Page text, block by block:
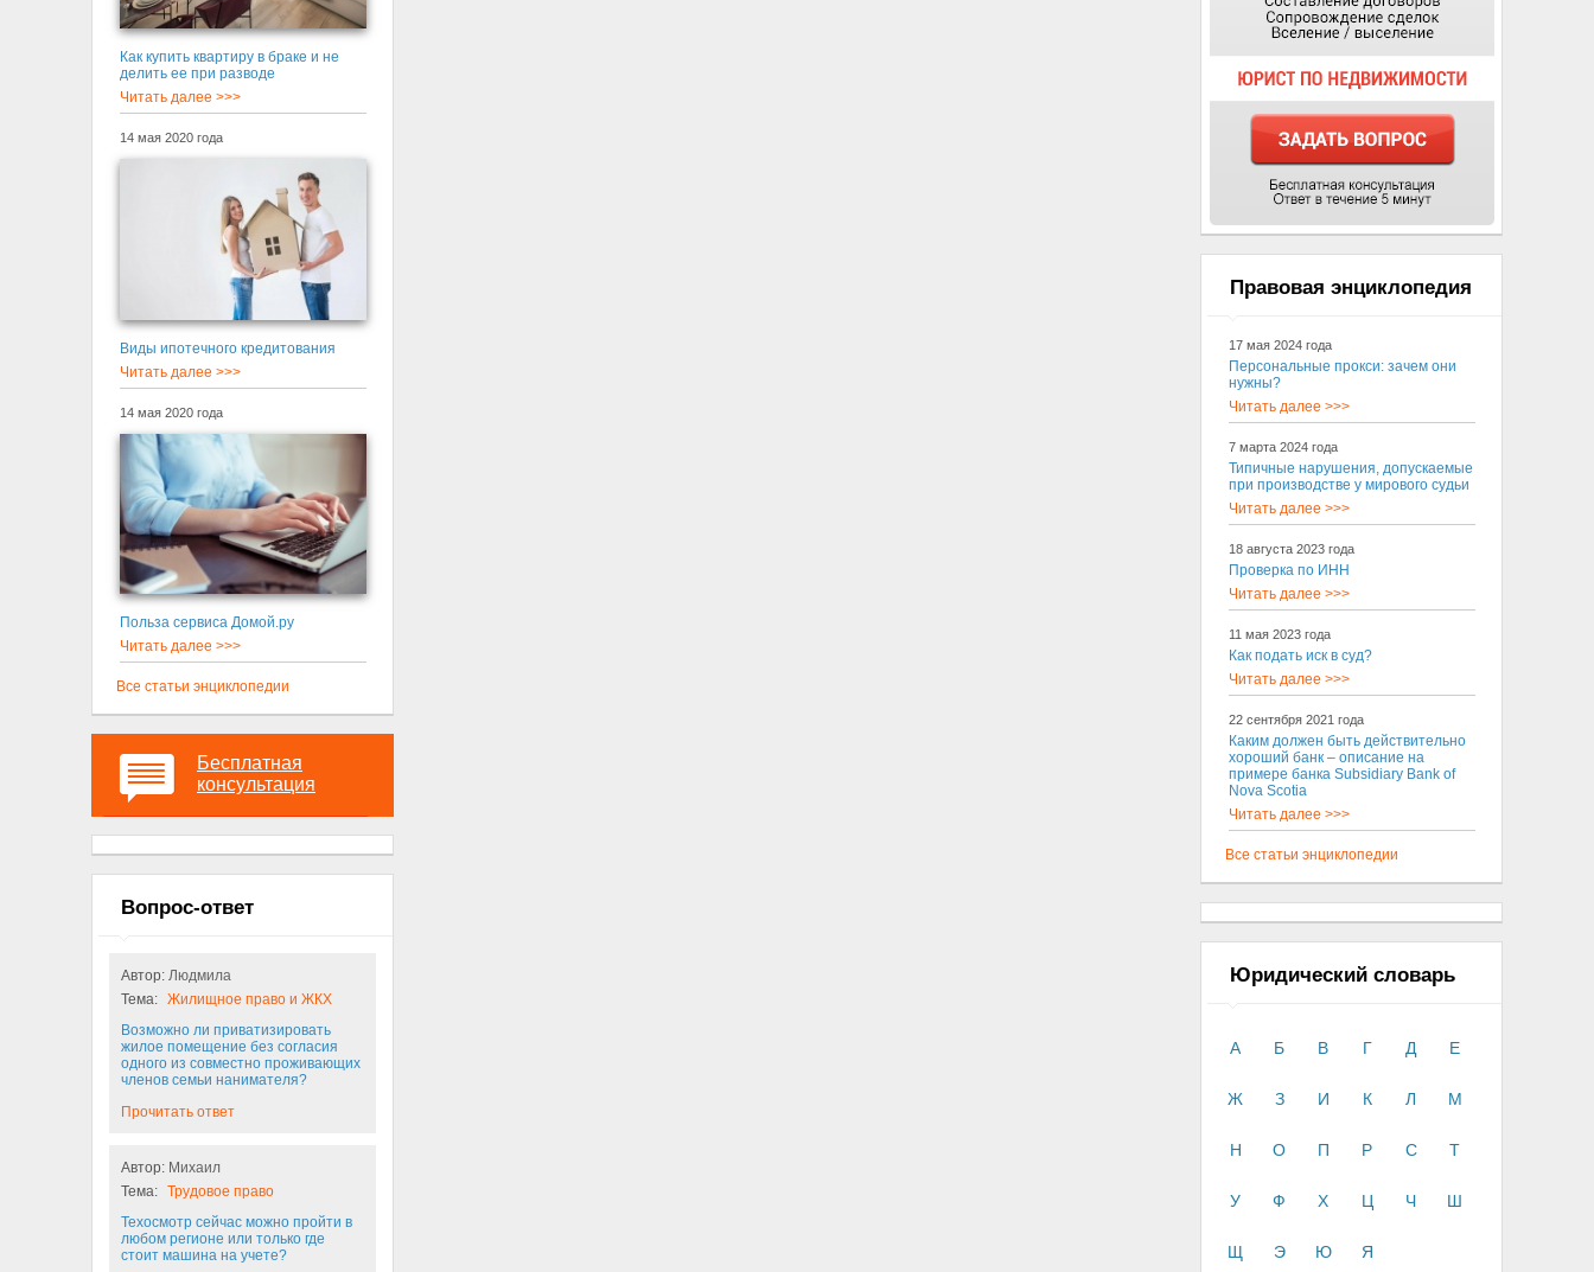
Как купить квартиру в браке и не
делить ее при разводе
Читать далее >>>
14 мая 2020 года
Виды ипотечного кредитования
Читать далее >>>
14 мая 2020 года
Польза сервиса Домой.ру
Читать далее >>>
Все статьи энциклопедии
Бесплатная
консультация
Вопрос-ответ
Автор: Людмила
Тема: Жилищное право и ЖКХ
Возможно ли приватизировать
жилое помещение без согласия
одного из совместно проживающих
членов семьи нанимателя?
Прочитать ответ
Автор: Михаил
Тема: Трудовое право
Техосмотр сейчас можно пройти в
любом регионе или только где
стоит машина на учете?
Правовая энциклопедия
17 мая 2024 года
Персональные прокси: зачем они
нужны?
Читать далее >>>
7 марта 2024 года
Типичные нарушения, допускаемые
при производстве у мирового судьи
Читать далее >>>
18 августа 2023 года
Проверка по ИНН
Читать далее >>>
11 мая 2023 года
Как подать иск в суд?
Читать далее >>>
22 сентября 2021 года
Каким должен быть действительно
хороший банк – описание на
примере банка Subsidiary Bank of
Nova Scotia
Читать далее >>>
Все статьи энциклопедии
Юридический словарь
А Б В Г Д Е
Ж З И К Л М
Н О П Р С Т
У Ф Х Ц Ч Ш
Щ Э Ю Я